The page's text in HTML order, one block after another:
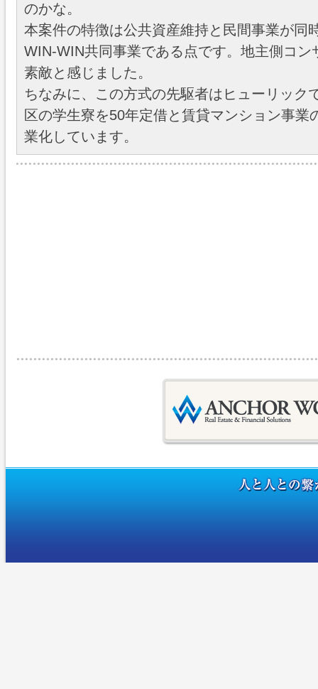
のかな。
本案件の特徴は公共資産維持と民間事業が同
WIN-WIN共同事業である点です。地主側コン
素敵と感じました。
ちなみに、この方式の先駆者はヒューリック
区の学生寮を50年定借と賃貸マンション事業
業化しています。